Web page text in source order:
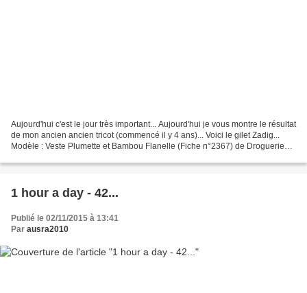
Aujourd'hui c'est le jour très important... Aujourd'hui je vous montre le résultat
de mon ancien ancien tricot (commencé il y 4 ans)... Voici le gilet Zadig...
Modèle : Veste Plumette et Bambou Flanelle (Fiche n°2367) de Droguerie
1 hour a day - 42...
Publié le 02/11/2015 à 13:41
Par ausra2010